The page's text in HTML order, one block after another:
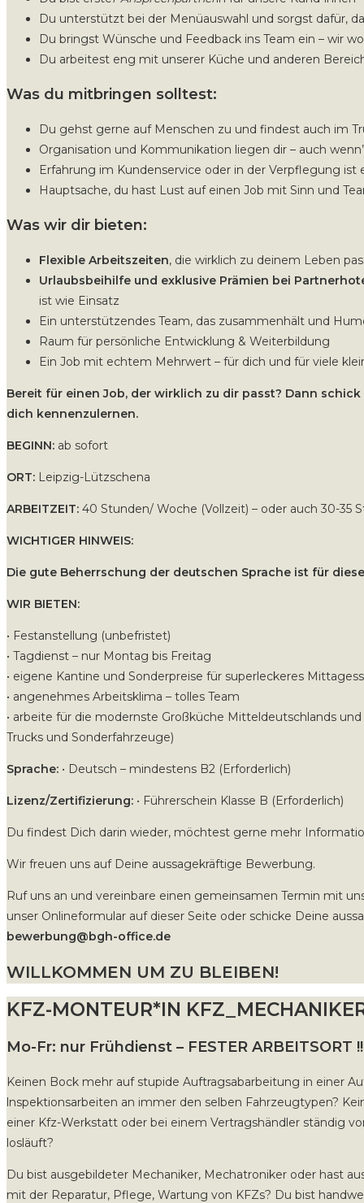
Du unterstützt bei der Menüauswahl und sorgst dafür,
Du bringst Wünsche und Feedback ins Team ein – wir
Du arbeitest eng mit unserer Küche und anderen
Was du mitbringen solltest:
Du gehst gerne auf Menschen zu und findest auch im
Organisation und Kommunikation liegen dir – auch
Erfahrung im Kundenservice oder in der Verpflegung ist
Hauptsache, du hast Lust auf einen Job mit Sinn und
Was wir dir bieten:
Flexible Arbeitszeiten, die wirklich zu deinem Leben
Urlaubsbeihilfe und exklusive Prämien bei
ist wie Einsatz
Ein unterstützendes Team, das zusammenhält und
Raum für persönliche Entwicklung & Weiterbildung
Ein Job mit echtem Mehrwert – für dich und für viele
Bereit für einen Job, der wirklich zu dir passt? Dann
dich kennenzulernen.
BEGINN: ab sofort
ORT: Leipzig-Lützschena
ARBEITZEIT: 40 Stunden/ Woche (Vollzeit) – oder auch 30-35
WICHTIGER HINWEIS:
Die gute Beherrschung der deutschen Sprache ist für
WIR BIETEN:
• Festanstellung (unbefristet)
• Tagdienst – nur Montag bis Freitag
• eigene Kantine und Sonderpreise für superleckeres
• angenehmes Arbeitsklima – tolles Team
• arbeite für die modernste Großküche Mitteldeutschlands
Trucks und Sonderfahrzeuge)
Sprache: • Deutsch – mindestens B2 (Erforderlich)
Lizenz/Zertifizierung: • Führerschein Klasse B (Erforderlich)
Du findest Dich darin wieder, möchtest gerne mehr
Wir freuen uns auf Deine aussagekräftige Bewerbung.
Ruf uns an und vereinbare einen gemeinsamen Termin mit
unser Onlineformular auf dieser Seite oder schicke Deine
bewerbung@bgh-office.de
WILLKOMMEN UM ZU BLEIBEN!
KFZ-MONTEUR*IN
Mo-Fr: nur Frühdienst – FESTER ARBEITSORT
Keinen Bock mehr auf stupide Auftragsabarbeitung in einer
lnspektionsarbeiten an immer den selben Fahrzeugtypen?
einer Kfz-Werkstatt oder bei einem Vertragshändler ständig
losläuft?
Du bist ausgebildeter Mechaniker, Mechatroniker oder hast
mit der Reparatur, Pflege, Wartung von KFZs? Du bist